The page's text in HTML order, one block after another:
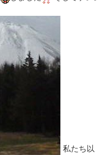
私たち以